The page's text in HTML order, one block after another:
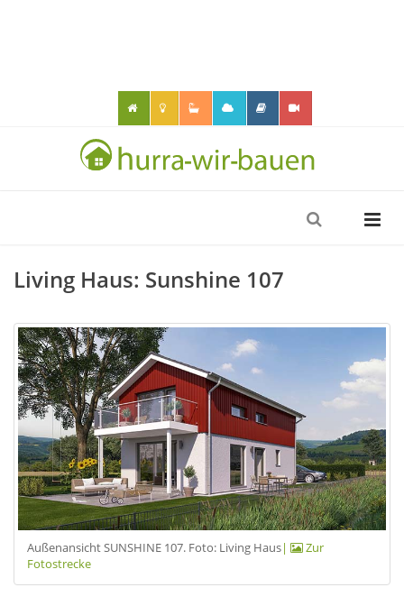
Living Haus: Sunshine 107
Außenansicht SUNSHINE 107. Foto: Living Haus|
Zur
Fotostrecke